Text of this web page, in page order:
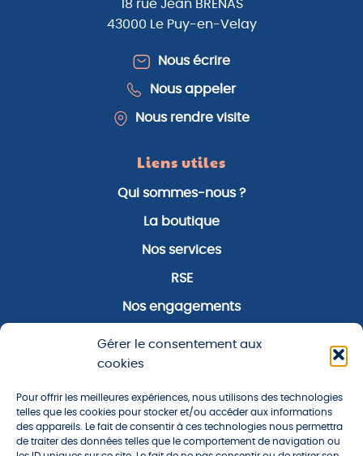
Gérer le consentement aux
cookies
Pour offrir les meilleures expériences, nous utilisons des technologies
telles que les cookies pour stocker et/ou accéder aux informations
des appareils. Le fait de consentir à ces technologies nous permettra
de traiter des données telles que le comportement de navigation ou
18 rue Jean BRENAS
43000 Le Puy-en-Velay
Nous écrire
Nous appeler
Nous rendre visite
Liens utiles
Qui sommes-nous ?
La boutique
Nos services
RSE
Nos engagements
Notre actualité
À propos
Plan du site